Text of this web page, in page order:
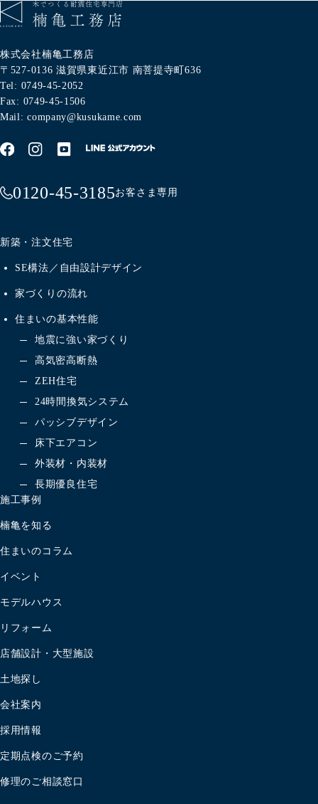
株式会社楠亀工務店
〒527-0136 滋賀県東近江市 南菩提寺町636
Tel: 0749-45-2052
Fax: 0749-45-1506
Mail: company@kusukame.com
0120-45-3185お客さま専用
新築・注文住宅
SE構法／自由設計デザイン
家づくりの流れ
住まいの基本性能
地震に強い家づくり
高気密高断熱
ZEH住宅
24時間換気システム
パッシブデザイン
床下エアコン
外装材・内装材
長期優良住宅
施工事例
楠亀を知る
住まいのコラム
イベント
モデルハウス
リフォーム
店舗設計・大型施設
土地探し
会社案内
採用情報
定期点検のご予約
修理のご相談窓口